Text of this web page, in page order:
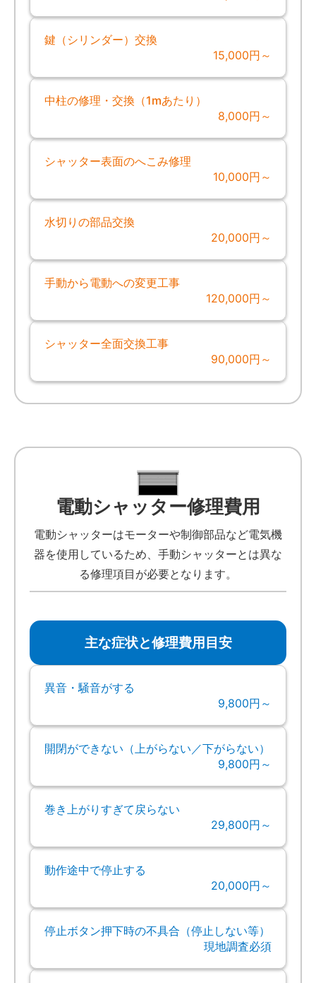
鍵（シリンダー）交換
15,000円～
中柱の修理・交換（1mあたり）
8,000円～
シャッター表面のへこみ修理
10,000円～
水切りの部品交換
20,000円～
手動から電動への変更工事
120,000円～
シャッター全面交換工事
90,000円～
電動シャッター修理費用
電動シャッターはモーターや制御部品など電気機
器を使用しているため、手動シャッターとは異な
る修理項目が必要となります。
主な症状と修理費用目安
異音・騒音がする
9,800円～
開閉ができない（上がらない／下がらない）
9,800円～
巻き上がりすぎて戻らない
29,800円～
動作途中で停止する
20,000円～
停止ボタン押下時の不具合（停止しない等）
現地調査必須